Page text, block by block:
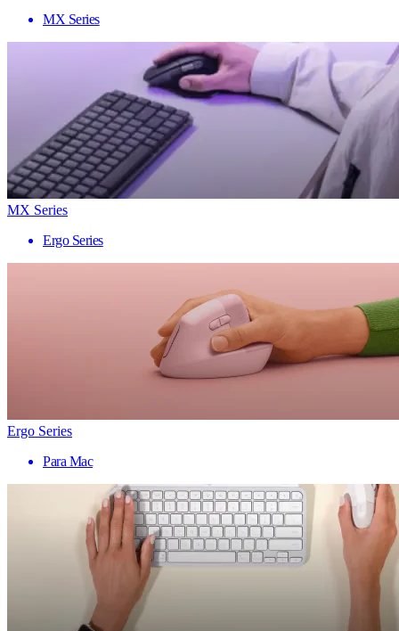
MX Series
MX Series
Ergo Series
Ergo Series
Para Mac